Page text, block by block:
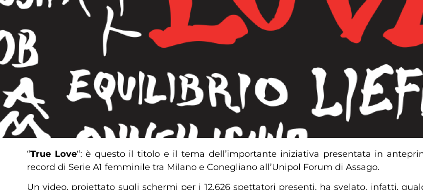
“True Love“: è questo il titolo e il tema dell’importante iniziativa presentata in
record di Serie A1 femminile tra Milano e Conegliano all’Unipol Forum di Assago.
Un video, proiettato sugli schermi per i 12.626 spettatori presenti, ha svelato, infatti,